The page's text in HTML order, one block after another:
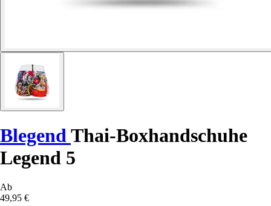
Blegend Thai-Boxhandschuhe
Legend 5
Ab
49,95 €